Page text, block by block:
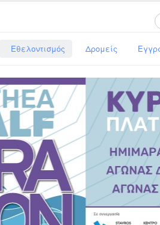
Εθελοντισμός Δρομείς